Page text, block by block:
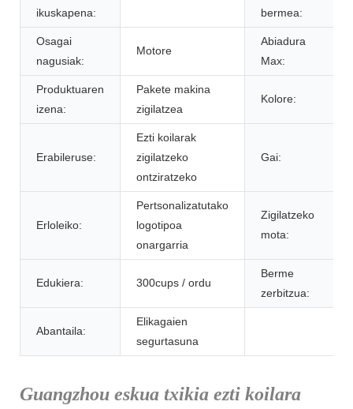
ikuskapena:
bermea:
Osagai
nagusiak:
Motore
Abiadura
Max:
Produktuaren
izena:
Pakete makina
zigilatzea
Kolore:
Erabileruse:
Ezti koilarak
zigilatzeko
ontziratzeko
Gai:
Erloleiko:
Pertsonalizatutako
logotipoa
onargarria
Zigilatzeko
mota:
Edukiera: 300cups / ordu
Berme
zerbitzua:
Abantaila:
Elikagaien
segurtasuna
Guangzhou eskua txikia ezti koilara